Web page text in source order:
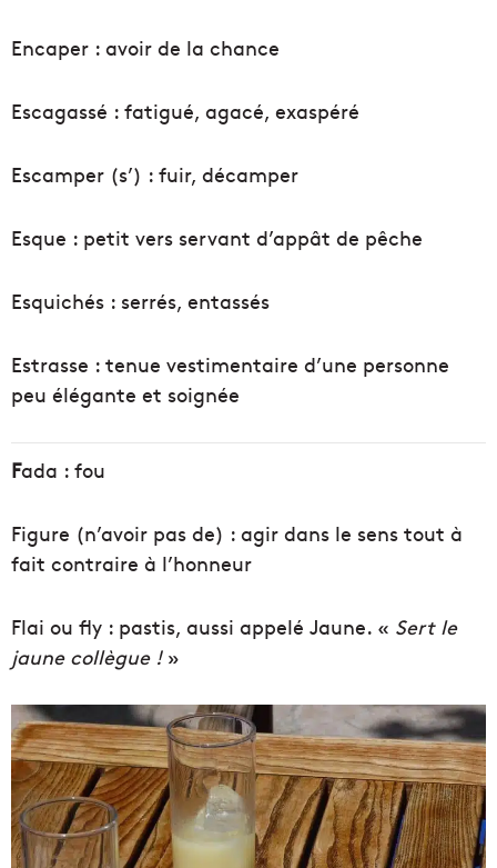
Encaper : avoir de la chance
Escagassé : fatigué, agacé, exaspéré
Escamper (s’) : fuir, décamper
Esque : petit vers servant d’appât de pêche
Esquichés : serrés, entassés
Estrasse : tenue vestimentaire d’une personne
peu élégante et soignée
Fada : fou
Figure (n’avoir pas de) : agir dans le sens tout à
fait contraire à l’honneur
Flai ou fly : pastis, aussi appelé Jaune. « Sert le
jaune collègue !»